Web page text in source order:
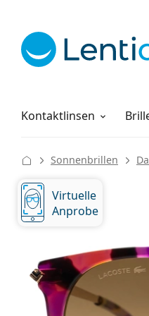
Kontaktlinsen
Pflegemittel
Alles über den Einkauf
Sonnenbrillen
Virtuelle
Anprobe